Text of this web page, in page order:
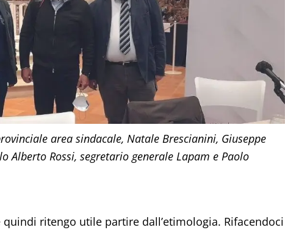
area sindacale, Natale Brescianini, Giuseppe
Alberto Rossi, segretario generale Lapam e Paolo
ritengo utile partire dall’etimologia. Rifacendoci